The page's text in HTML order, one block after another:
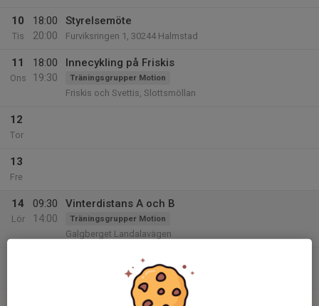
10
Tis
18:00
20:00
Styrelsemöte
Furviksringen 1, 30244 Halmstad
11
Ons
18:00
19:30
Innecykling på Friskis
Träningsgrupper Motion
Friskis och Svettis, Slottsmöllan
12
Tor
13
Fre
14
Lör
09:30
14:00
Vinterdistans A och B
Träningsgrupper Motion
Galgberget Landalavägen
Vinterdistans C
Galgberget Landalavägen